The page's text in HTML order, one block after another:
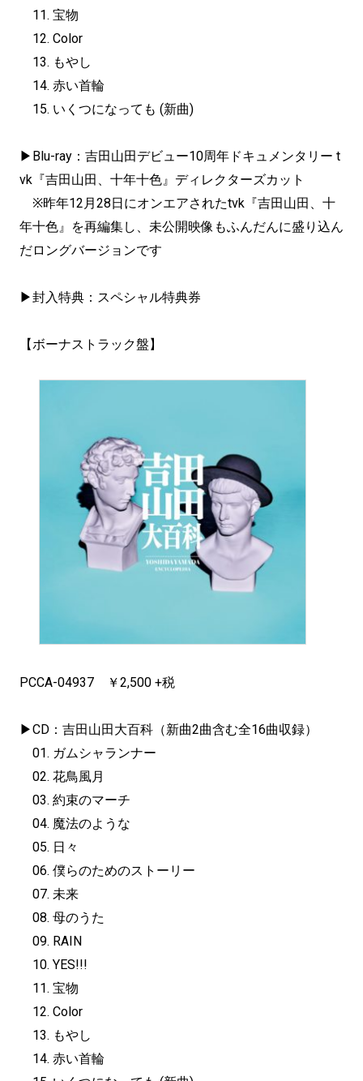
11. 宝物
12. Color
13. もやし
14. 赤い首輪
15. いくつになっても (新曲)
▶︎Blu-ray：吉田山田デビュー10周年ドキュメンタリー t
vk『吉田山田、十年十色』ディレクターズカット
※昨年12月28日にオンエアされたtvk『吉田山田、 十
年十色』を再編集し、 未公開映像もふんだんに盛り込ん
だロングバージョンです
▶︎封入特典：スペシャル特典券
【ボーナストラック盤】
PCCA-04937 ￥2,500 +税
▶︎CD：吉田山田大百科（新曲2曲含む全16曲収録）
01. ガムシャランナー
02. 花鳥風月
03. 約束のマーチ
04. 魔法のような
05. 日々
06. 僕らのためのストーリー
07. 未来
08. 母のうた
09. RAIN
10. YES!!!
11. 宝物
12. Color
13. もやし
14. 赤い首輪